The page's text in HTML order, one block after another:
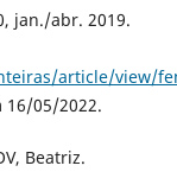
jan./abr. 2019.
article/view/
16/05/2022.
Beatriz.